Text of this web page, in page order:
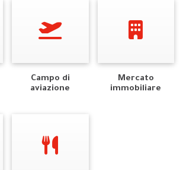
Campo di
aviazione
Mercato
immobiliare